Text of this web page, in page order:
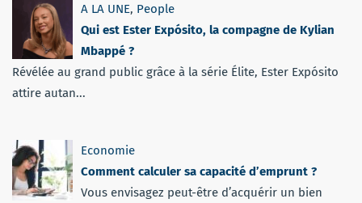
A LA UNE, People
Qui est Ester Expósito, la compagne de Kylian
Mbappé ?
Révélée au grand public grâce à la série Élite, Ester Expósito
attire autan...
Economie
Comment calculer sa capacité d’emprunt ?
Vous envisagez peut-être d’acquérir un bien